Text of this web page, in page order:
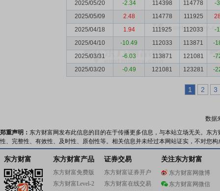
2025/05/20
-2.34 114398 114778
-
2025/05/09
2.48 114778 111925
2025/04/18
1.94 111925 112033
-
2025/04/10
-10.49 112033 113871
-
2025/03/31
-6.03 113871 121081
-
2025/03/20
-0.49 121081 123281 -
1 2 3
数据
郑重声明： 东方财富网发布此信息的目的在于传播更多信息，与本站立场无关。东
性、完整性、有效性、及时性、原创性等。相关信息并未经过本网站证实，不对您
东方财富 东方财富产品
东方财富免费版
东方财富Level-2
证券交易
东方财富证券开户
东方财富在线交易
关注东方财富
东方财富网微博
东方财富网微信